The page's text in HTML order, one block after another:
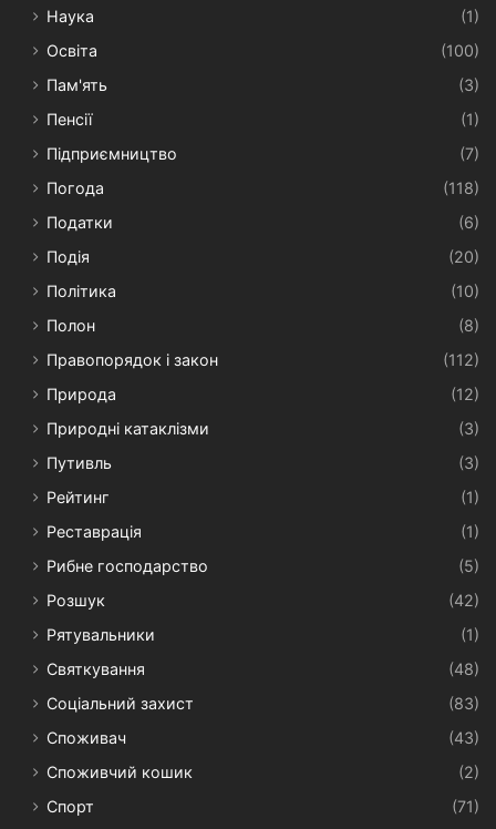
Наука
(1)
Освіта
(100)
Пам'ять
(3)
Пенсії
(1)
Підприємництво
(7)
Погода
(118)
Податки
(6)
Подія
(20)
Політика
(10)
Полон
(8)
Правопорядок і закон
(112)
Природа
(12)
Природні катаклізми
(3)
Путивль
(3)
Рейтинг
(1)
Реставрація
(1)
Рибне господарство
(5)
Розшук
(42)
Рятувальники
(1)
Святкування
(48)
Соціальний захист
(83)
Споживач
(43)
Споживчий кошик
(2)
Спорт
(71)